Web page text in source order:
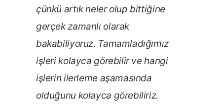
çünkü artık neler olup bittiğine
gerçek zamanlı olarak
bakabiliyoruz. Tamamladığımız
işleri kolayca görebilir ve hangi
işlerin ilerleme aşamasında
olduğunu kolayca görebiliriz.